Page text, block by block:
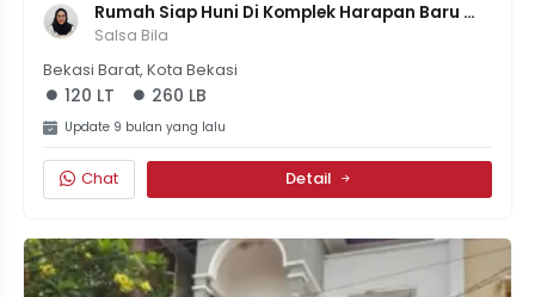
Rumah Siap Huni Di Komplek Harapan Baru
Bekasi, LT 120m² LB 260m², 4 KT, 1M500Juta
Salsa Bila
Bekasi Barat, Kota Bekasi
120 LT 260 LB
Update 9 bulan yang lalu
Chat Detail